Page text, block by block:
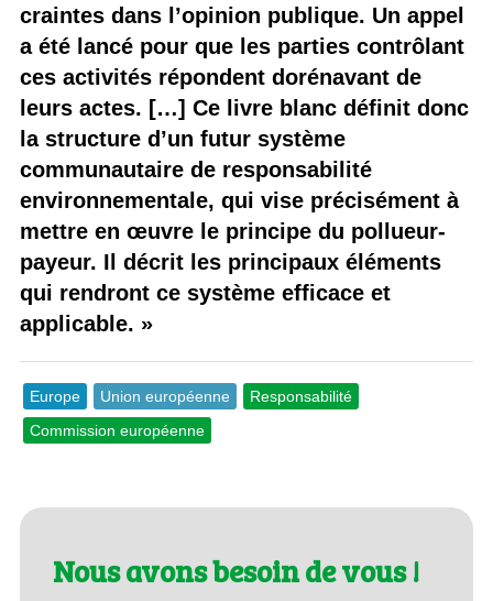
craintes dans l’opinion publique. Un appel
a été lancé pour que les parties contrôlant
ces activités répondent dorénavant de
leurs actes. […] Ce livre blanc définit donc
la structure d’un futur système
communautaire de responsabilité
environnementale, qui vise précisément à
mettre en œuvre le principe du pollueur-
payeur. Il décrit les principaux éléments
qui rendront ce système efficace et
applicable. »
Europe Union européenne
Responsabilité
Commission européenne
Nous avons besoin de vous !